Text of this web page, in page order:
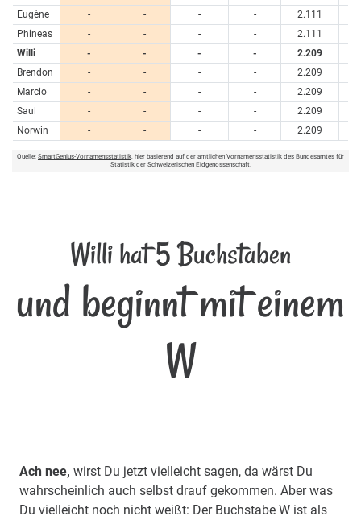
Eugène
- - - -
2.111
Phineas
- - - -
2.111
Willi
- - - -
2.209
Brendon
- - - -
2.209
Marcio
- - - -
2.209
Saul
- - - -
2.209
Norwin
- - - - 2.209
Quelle: SmartGenius-Vornamensstatistik, hier basierend auf der amtlichen Vornamensstatistik des Bundesamtes für
Statistik der Schweizerischen Eidgenossenschaft.
Willi hat 5 Buchstaben
und beginnt mit einem
W
Ach nee, wirst Du jetzt vielleicht sagen, da wärst Du
wahrscheinlich auch selbst drauf gekommen. Aber was
Du vielleicht noch nicht weißt: Der Buchstabe W ist als